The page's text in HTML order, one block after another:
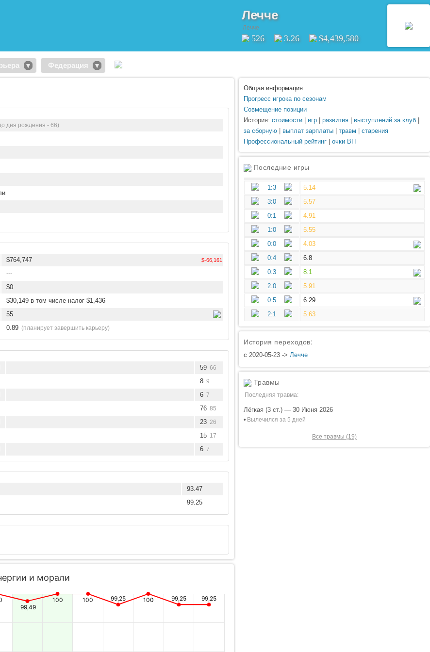
Лечче
Лечче
526 3.26 $4,439,580
Федерация
дня рождения - 66)
$764,747 $-66,161
---
$0
$30,149 в том числе налог $1,436
55
0.89 (планирует завершить карьеру)
59 66
8 9
6 7
76 85
23 26
15 17
6 7
93.47
99.25
и морали
99,49
100 100 99,25 100 99,25 99,25
Общая информация
Прогресс игрока по сезонам
Совмещение позиции
История: стоимости игр развития выступлений за клуб
за сборную
выплат зарплаты травм
старения
Профессиональный рейтинг
очки ВП
Последние игры
1:3
5.14
3:0
5.57
0:1
4.91
1:0
5.55
0:0
4.03
0:4
6.8
0:3
8.1
2:0
5.91
0:5
6.29
2:1
5.63
История переходов:
с 2020-05-23 -> Лечче
Травмы
Последняя травма:
Лёгкая (3 ст.) — 30 Июня 2026
• Вылечился за 5 дней
Все травмы (19)